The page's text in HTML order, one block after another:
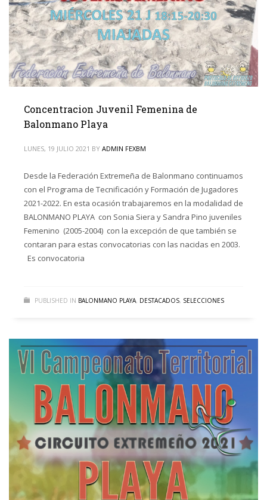
Concentracion Juvenil Femenina de
Balonmano Playa
LUNES, 19 JULIO 2021 BY ADMIN FEXBM
Desde la Federación Extremeña de Balonmano continuamos
con el Programa de Tecnificación y Formación de Jugadores
2021-2022. En esta ocasión trabajaremos en la modalidad de
BALONMANO PLAYA con Sonia Siera y Sandra Pino juveniles
Femenino (2005-2004) con la excepción de que también se
contaran para estas convocatorias con las nacidas en 2003.
Es convocatoria
PUBLISHED IN BALONMANO PLAYA, DESTACADOS, SELECCIONES